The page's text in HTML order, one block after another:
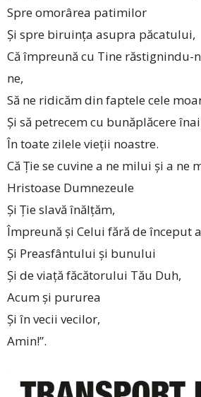
Spre omorârea patimilor
Și spre biruința asupra păcatului,
Că împreună cu Tine răstignindu-
ne,
Să ne ridicăm din faptele cele
Și să petrecem cu bunăplăcere
În toate zilele vieții noastre.
Că Ție se cuvine a ne milui și a ne
Hristoase Dumnezeule
Și Ție slavă înălțăm,
Împreună și Celui fără de început
Și Preasfântului și bunului
Și de viață făcătorului Tău Duh,
Acum și pururea
Și în vecii vecilor,
Amin!”.